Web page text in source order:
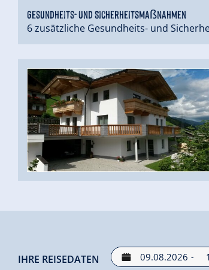
Gesundheits- und Sicherheitsmaßnahmen
6 zusätzliche Gesundheits- und
IHRE REISEDATEN -